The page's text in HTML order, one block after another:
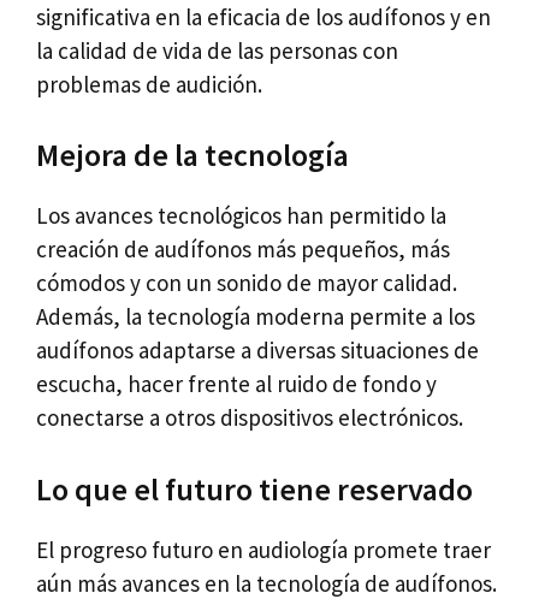
significativa en la eficacia de los audífonos y en
la calidad de vida de las personas con
problemas de audición.
Mejora de la tecnología
Los avances tecnológicos han permitido la
creación de audífonos más pequeños, más
cómodos y con un sonido de mayor calidad.
Además, la tecnología moderna permite a los
audífonos adaptarse a diversas situaciones de
escucha, hacer frente al ruido de fondo y
conectarse a otros dispositivos electrónicos.
Lo que el futuro tiene reservado
El progreso futuro en audiología promete traer
aún más avances en la tecnología de audífonos.